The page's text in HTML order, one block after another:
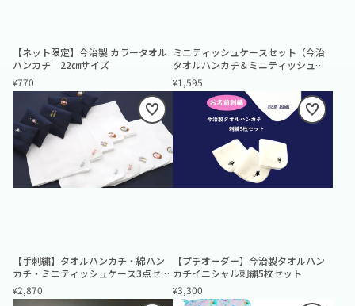
【ネット限定】今治製 カラータオル
ハンカチ 22㎝サイズ
¥770
ミニティッシュケースセット（今治
タオルハンカチ＆ミニティッシュケ
ース）
¥1,595
【手刺繍】タオルハンカチ・綿ハン
カチ・ミニティッシュケース3点セッ
ト｜ワンポイント刺繍｜ネット限定
【10％OFF】
¥2,870
【プチオーダー】今治製タオルハン
カチイニシャル刺繍5枚セット
¥3,300